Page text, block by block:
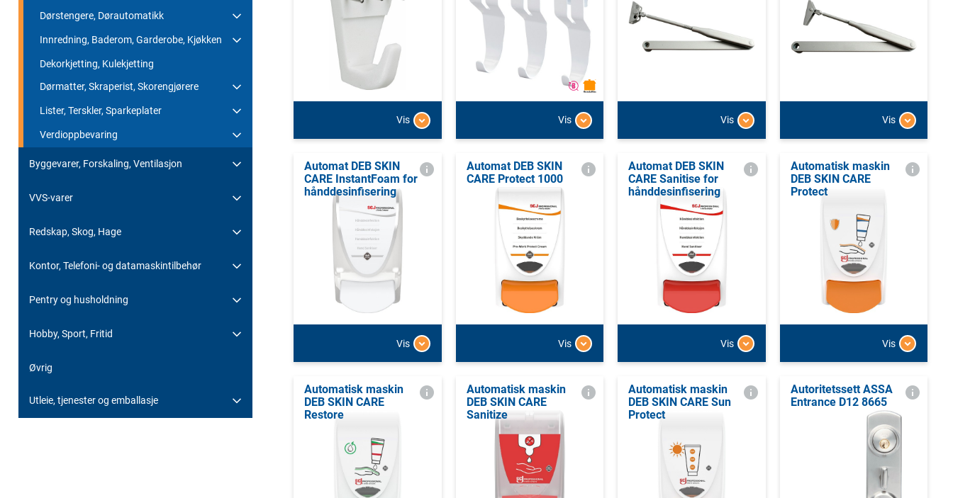
Dørstengere, Dørautomatikk
Innredning, Baderom, Garderobe, Kjøkken
Dekorkjetting, Kulekjetting
Dørmatter, Skraperist, Skorengjørere
Lister, Terskler, Sparkeplater
Verdioppbevaring
Byggevarer, Forskaling, Ventilasjon
VVS-varer
Redskap, Skog, Hage
Kontor, Telefoni- og datamaskintilbehør
Pentry og husholdning
Hobby, Sport, Fritid
Øvrig
Utleie, tjenester og emballasje
Vis Vis Vis Vis
Automat DEB SKIN
CARE InstantFoam for
hånddesinfisering
Vis
Automat DEB SKIN
CARE Protect 1000
Vis
Automat DEB SKIN
CARE Sanitise for
hånddesinfisering
Vis
Automatisk maskin
DEB SKIN CARE
Protect
Vis
Automatisk maskin
DEB SKIN CARE
Restore
Automatisk maskin
DEB SKIN CARE
Sanitize
Automatisk maskin
DEB SKIN CARE Sun
Protect
Autoritetssett ASSA
Entrance D12 8665